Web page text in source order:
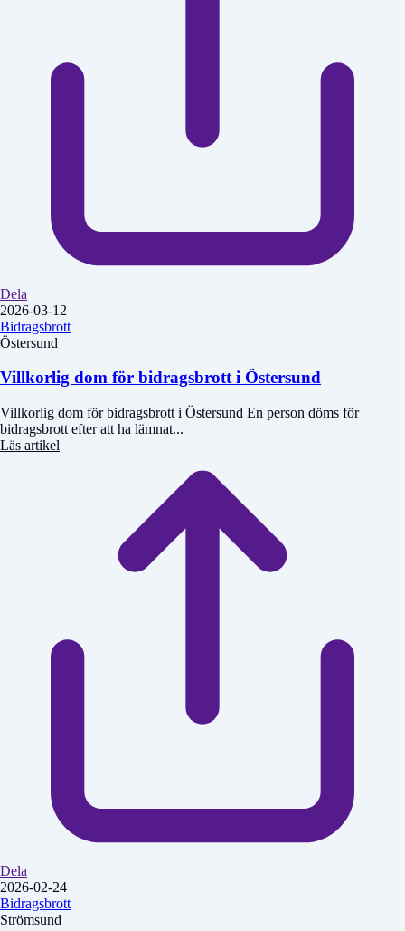
Dela
2026-03-12
Bidragsbrott
Östersund
Villkorlig dom för bidragsbrott i Östersund
Villkorlig dom för bidragsbrott i Östersund En person döms för
bidragsbrott efter att ha lämnat...
Läs artikel
Dela
2026-02-24
Bidragsbrott
Strömsund